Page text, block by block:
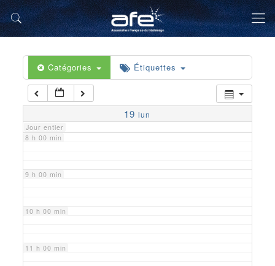
Catégories Étiquettes
19 lun
Jour entier
5 h 00 min
6 h 00 min
7 h 00 min
8 h 00 min
9 h 00 min
10 h 00 min
11 h 00 min